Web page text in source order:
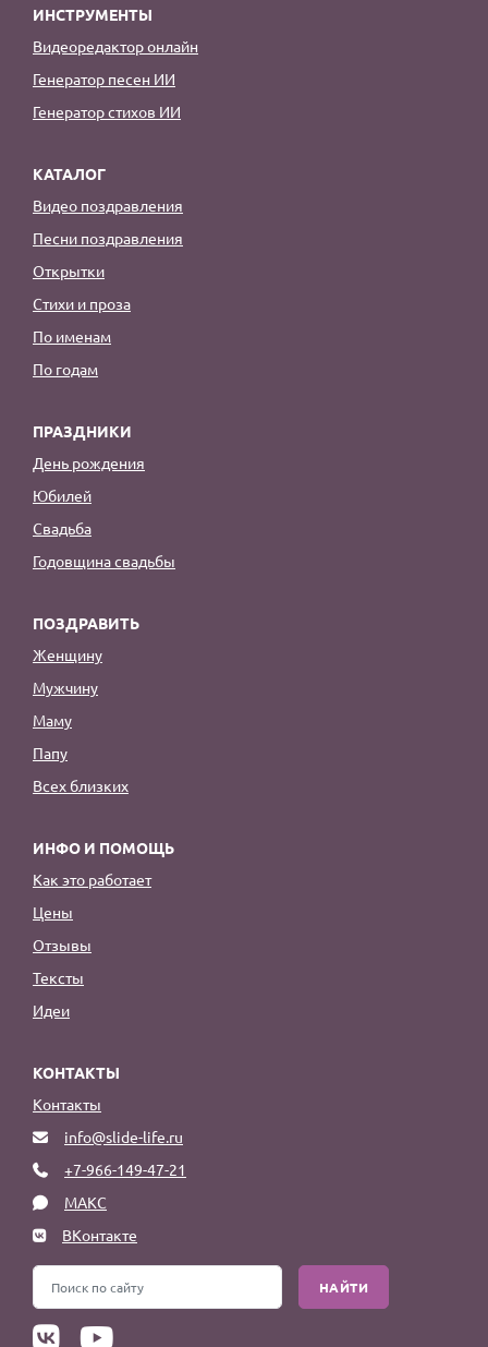
ИНСТРУМЕНТЫ
Видеоредактор онлайн
Генератор песен ИИ
Генератор стихов ИИ
КАТАЛОГ
Видео поздравления
Песни поздравления
Открытки
Стихи и проза
По именам
По годам
ПРАЗДНИКИ
День рождения
Юбилей
Свадьба
Годовщина свадьбы
ПОЗДРАВИТЬ
Женщину
Мужчину
Маму
Папу
Всех близких
ИНФО И ПОМОЩЬ
Как это работает
Цены
Отзывы
Тексты
Идеи
КОНТАКТЫ
Контакты
info@slide-life.ru
+7-966-149-47-21
МАКС
ВКонтакте
НАЙТИ